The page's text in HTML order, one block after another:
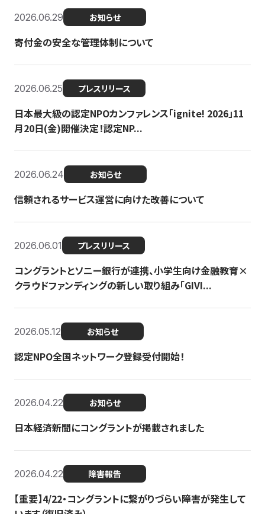
2026.06.29 お知らせ
寄付金の安全な管理体制について
2026.06.25 プレスリリース
日本最大級の認定NPOカンファレンス「ignite! 2026」11
月20日(金)開催決定！認定NP...
2026.06.24 お知らせ
信頼されるサービス運営に向けた改善について
2026.06.01 プレスリリース
コングラントとソニー銀行が連携、小学生向け金融教育×
クラウドファンディングの新しい取り組み「GIVI...
2026.05.12 お知らせ
認定NPO全国ネットワーク登録受付開始！
2026.04.22 お知らせ
日本経済新聞にコングラントが掲載されました
2026.04.22 障害報告
【重要】4/22・コングラントに繋がりづらい障害が発生して